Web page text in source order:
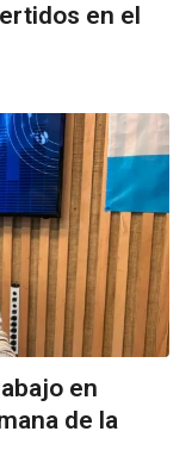
en el
en
de la